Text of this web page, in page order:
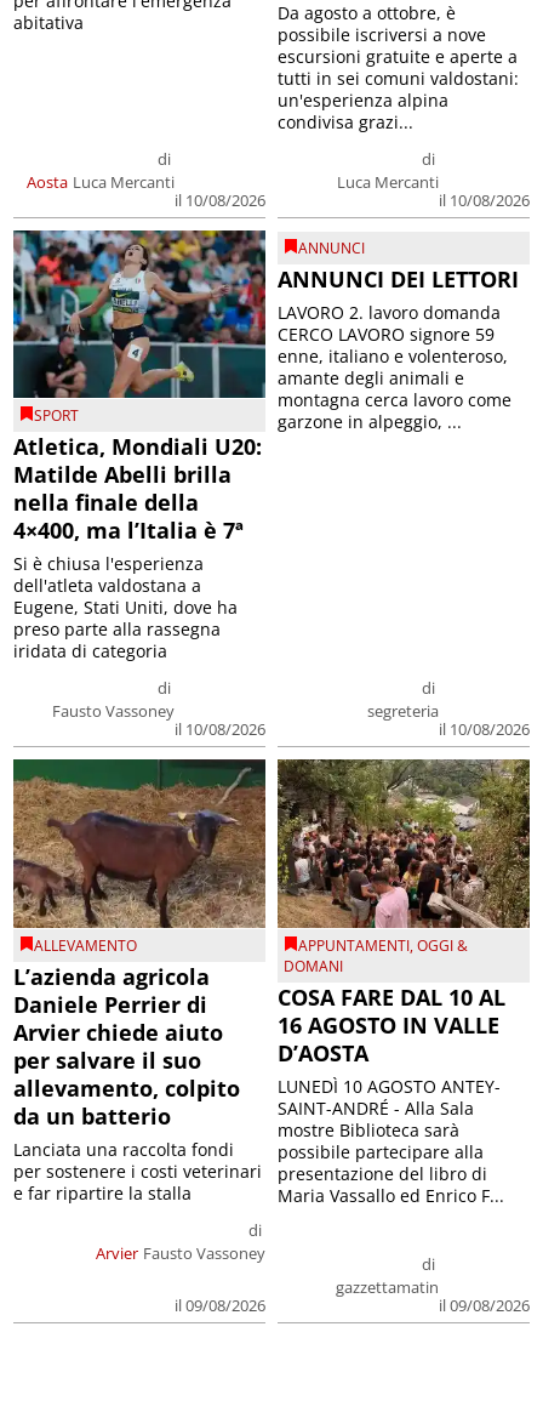
Aosta
di
Luca Mercanti
il 10/08/2026
abitativa
di
Luca Mercanti
il 10/08/2026
Da agosto a ottobre, è
possibile iscriversi a nove
escursioni gratuite e aperte a
tutti in sei comuni valdostani:
un'esperienza alpina
condivisa grazi...
SPORT
Atletica, Mondiali U20:
Matilde Abelli brilla
nella finale della
4×400, ma l’Italia è 7ª
di
Fausto Vassoney
il 10/08/2026
Si è chiusa l'esperienza
dell'atleta valdostana a
Eugene, Stati Uniti, dove ha
preso parte alla rassegna
iridata di categoria
ANNUNCI
ANNUNCI DEI LETTORI
di
segreteria
il 10/08/2026
LAVORO 2. lavoro domanda
CERCO LAVORO signore 59
enne, italiano e volenteroso,
amante degli animali e
montagna cerca lavoro come
garzone in alpeggio, ...
ALLEVAMENTO
L’azienda agricola
Daniele Perrier di
Arvier chiede aiuto
per salvare il suo
allevamento, colpito
da un batterio
Arvier
di
Fausto Vassoney
il 09/08/2026
Lanciata una raccolta fondi
per sostenere i costi veterinari
e far ripartire la stalla
APPUNTAMENTI,OGGI &
DOMANI
COSA FARE DAL 10 AL
16 AGOSTO IN VALLE
D’AOSTA
di
gazzettamatin
il 09/08/2026
LUNEDÌ 10 AGOSTO ANTEY-
SAINT-ANDRÉ - Alla Sala
mostre Biblioteca sarà
possibile partecipare alla
presentazione del libro di
Maria Vassallo ed Enrico F...